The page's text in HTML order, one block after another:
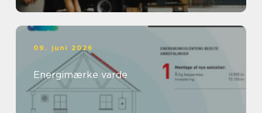
09. juni 2026
Energimærke varde